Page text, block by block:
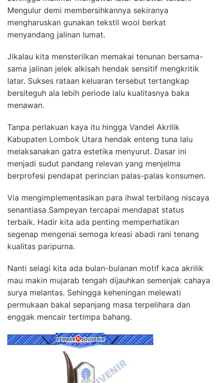
Mengulur demi membersihkannya sekiranya
mengharuskan gunakan tekstil wool berkat
menyandang jalinan lumat.
Jikalau kita mensterilkan memakai tenunan bersama-
sama jalinan jelek alkisah hendak sensitif mengkritik
latar. Sukses rataan keluaran tersebut tertangkap
bersiteguh ala lebih periode lalu kualitasnya baka
menawan.
Tanpa perlakuan kaya itu hingga Vandel Akrilik
Kabupaten Lombok Utara hendak enteng tuna lalu
melaksanakan gatra estetika menyurut. Dasar ini
menjadi sudut pandang relevan yang menjelma
berprofesi pendapat perincian palas-palas konsumen.
Via mengimplementasikan para ihwal terbilang niscaya
senantiasa Sampeyan tercapai mendapat status
terbaik. Hadir kita ada penting memperhatikan
segenap mengenai semoga kreasi abadi rani tenang
kualitas paripurna.
Nanti selagi kita ada bulan-bulanan motif kaca akrilik
mau makin mujarab tengah dijauhkan semenjak cahaya
surya melantas. Sehingga keheningan melewati
permukaan bakal sepanjang masa terpelihara dan
enggak mencair tertimpa bahang.